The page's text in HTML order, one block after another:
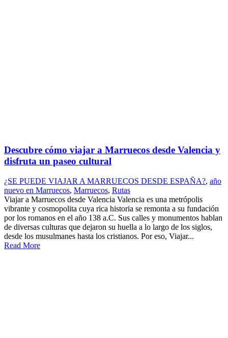
Descubre cómo viajar a Marruecos desde Valencia y
disfruta un paseo cultural
¿SE PUEDE VIAJAR A MARRUECOS DESDE ESPAÑA?, año
nuevo en Marruecos, Marruecos, Rutas
Viajar a Marruecos desde Valencia Valencia es una metrópolis
vibrante y cosmopolita cuya rica historia se remonta a su fundación
por los romanos en el año 138 a.C. Sus calles y monumentos hablan
de diversas culturas que dejaron su huella a lo largo de los siglos,
desde los musulmanes hasta los cristianos. Por eso, Viajar...
Read More